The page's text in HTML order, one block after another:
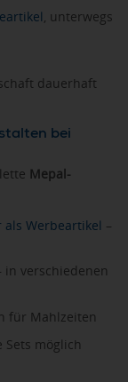
, unterwegs
dauerhaft
bei
Mepal-
Werbeartikel –
in verschiedenen
für Mahlzeiten
Sets möglich